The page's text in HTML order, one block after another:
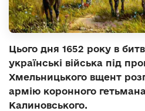
Цього дня 1652 року в
українські війська під
Хмельницького вщент
армію коронного
Калиновського.